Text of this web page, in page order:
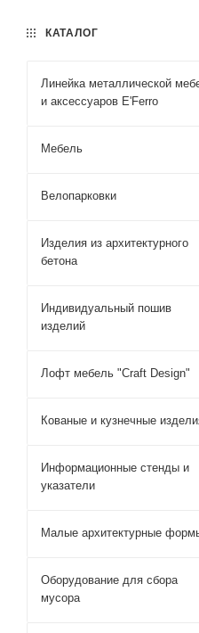
КАТАЛОГ
Линейка металлической
и аксессуаров E'Ferro
Мебель
Велопарковки
Изделия из архитектурного
бетона
Индивидуальный пошив
изделий
Лофт мебель "Craft Design"
Кованые и кузнечные
Информационные стенды и
указатели
Малые архитектурные
Оборудование для сбора
мусора